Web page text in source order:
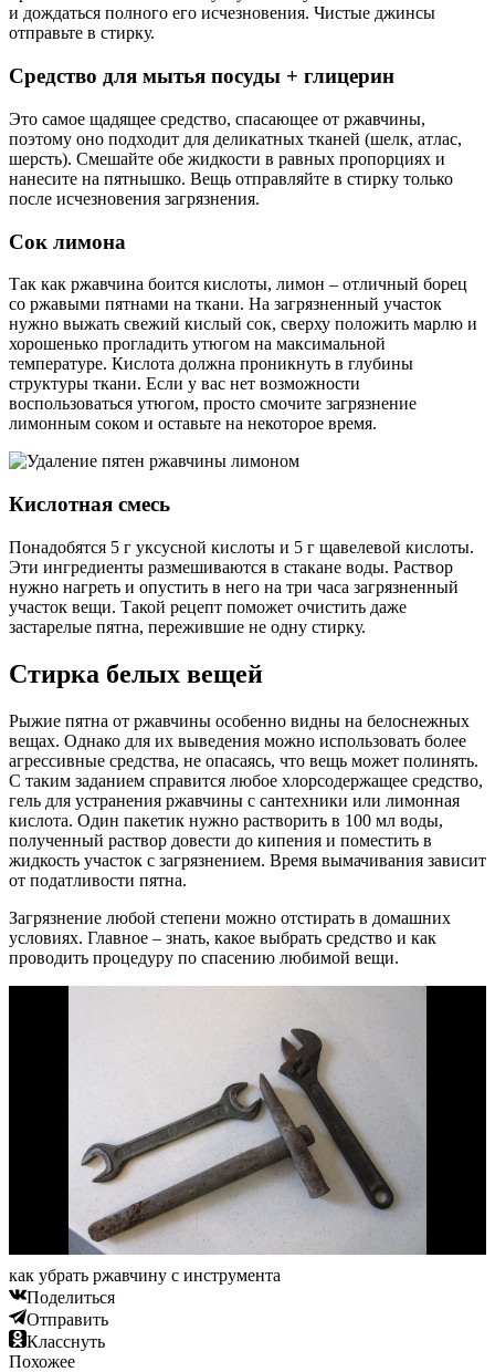
и дождаться полного его исчезновения. Чистые джинсы
отправьте в стирку.
Средство для мытья посуды + глицерин
Это самое щадящее средство, спасающее от ржавчины,
поэтому оно подходит для деликатных тканей (шелк, атлас,
шерсть). Смешайте обе жидкости в равных пропорциях и
нанесите на пятнышко. Вещь отправляйте в стирку только
после исчезновения загрязнения.
Сок лимона
Так как ржавчина боится кислоты, лимон – отличный борец
со ржавыми пятнами на ткани. На загрязненный участок
нужно выжать свежий кислый сок, сверху положить марлю и
хорошенько прогладить утюгом на максимальной
температуре. Кислота должна проникнуть в глубины
структуры ткани. Если у вас нет возможности
воспользоваться утюгом, просто смочите загрязнение
лимонным соком и оставьте на некоторое время.
Кислотная смесь
Понадобятся 5 г уксусной кислоты и 5 г щавелевой кислоты.
Эти ингредиенты размешиваются в стакане воды. Раствор
нужно нагреть и опустить в него на три часа загрязненный
участок вещи. Такой рецепт поможет очистить даже
застарелые пятна, пережившие не одну стирку.
Стирка белых вещей
Рыжие пятна от ржавчины особенно видны на белоснежных
вещах. Однако для их выведения можно использовать более
агрессивные средства, не опасаясь, что вещь может полинять.
С таким заданием справится любое хлорсодержащее средство,
гель для устранения ржавчины с сантехники или лимонная
кислота. Один пакетик нужно растворить в 100 мл воды,
полученный раствор довести до кипения и поместить в
жидкость участок с загрязнением. Время вымачивания зависит
от податливости пятна.
Загрязнение любой степени можно отстирать в домашних
условиях. Главное – знать, какое выбрать средство и как
проводить процедуру по спасению любимой вещи.
как убрать ржавчину с инструмента
Поделиться
Отправить
Класснуть
Похожее